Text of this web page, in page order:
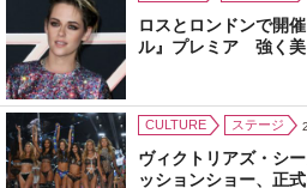
ロスとロンドンで開
ル』プレミア 強く美
CULTURE ステージ
ヴィクトリアズ・シ
ッションショー、正